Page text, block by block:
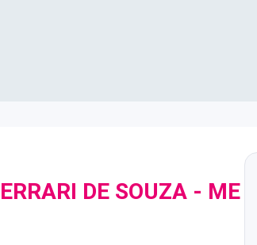
DE SOUZA - ME